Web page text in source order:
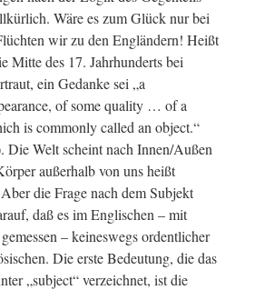
Wäre es zum Glück nur bei
wir zu den Engländern! Heißt
Mitte des 17. Jahrhunderts bei
ein Gedanke sei „a
of some quality … of a
is commonly called an object.“
Die Welt scheint nach Innen/Außen
außerhalb von uns heißt
die Frage nach dem Subjekt
daß es im Englischen – mit
– keineswegs ordentlicher
Die erste Bedeutung, die das
„subject“ verzeichnet, ist die